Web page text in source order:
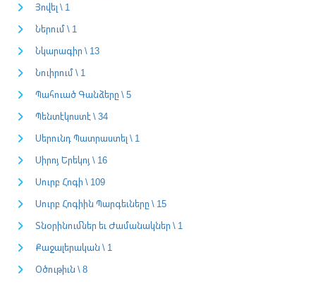
Յովել \ 1
Ներում \ 1
Նկարագիր \ 13
Նուիրում \ 1
Պահուած Գանձերը \ 5
Պենտէկոստէ \ 34
Սերունդ Պատրաստել \ 1
Սիրոյ Երեկոյ \ 16
Սուրբ Հոգի \ 109
Սուրբ Հոգիին Պարգեւները \ 15
Տնօրինումներ եւ Ժամանակներ \ 1
Քաջալերական \ 1
Օծութիւն \ 8